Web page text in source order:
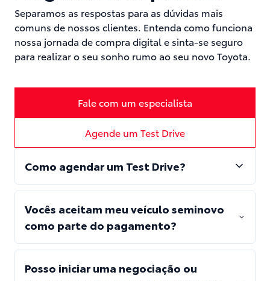
Separamos as respostas para as dúvidas mais
comuns de nossos clientes. Entenda como funciona
nossa jornada de compra digital e sinta-se seguro
para realizar o seu sonho rumo ao seu novo Toyota.
Fale com um especialista
Agende um Test Drive
Como agendar um Test Drive?
Vocês aceitam meu veículo seminovo
como parte do pagamento?
Posso iniciar uma negociação ou